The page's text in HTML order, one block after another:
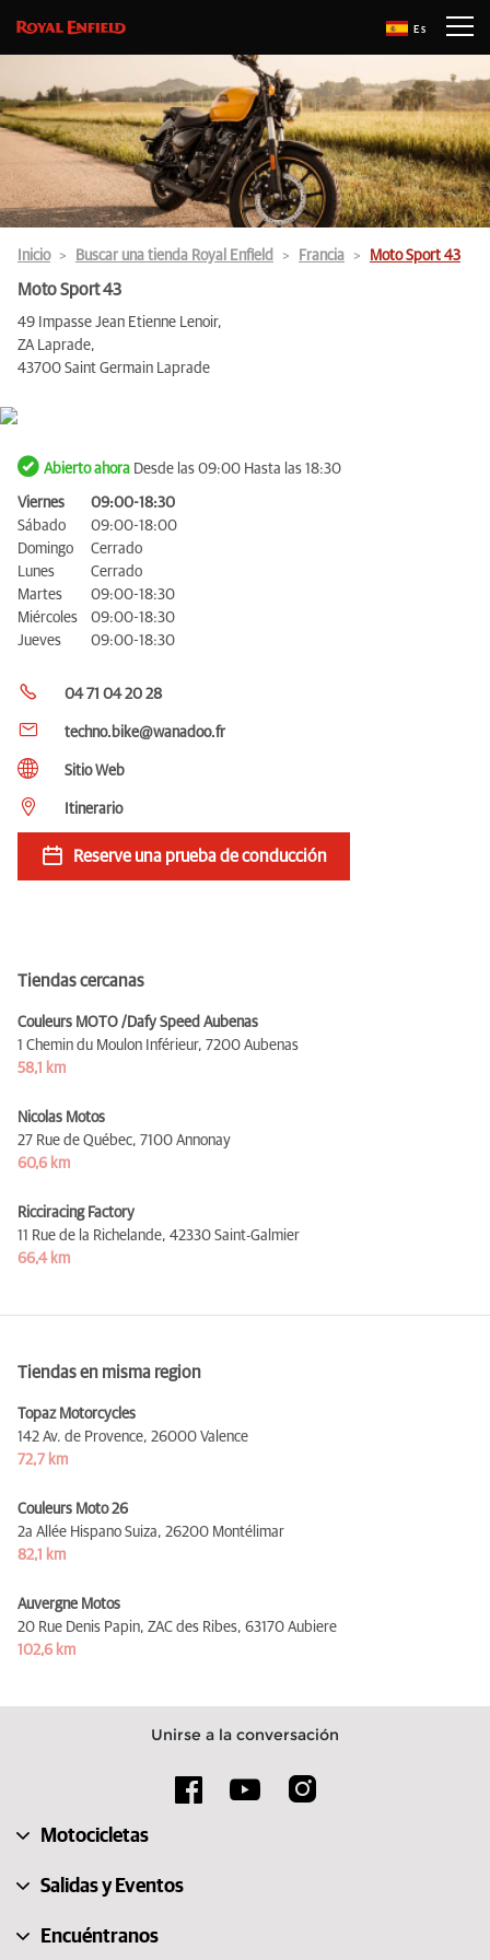
Es
Inicio Buscar una tienda Royal Enfield Francia Moto Sport 43
Moto Sport 43
49 Impasse Jean Etienne Lenoir,
ZA Laprade,
43700 Saint Germain Laprade
Abierto ahora Desde las 09:00 Hasta las 18:30
Viernes
09:00-18:30
Sábado
09:00-18:00
Domingo
Cerrado
Lunes
Cerrado
Martes
09:00-18:30
Miércoles
09:00-18:30
Jueves
09:00-18:30
04 71 04 20 28
techno.bike@wanadoo.fr
Sitio Web
Itinerario
Reserve una prueba de conducción
Tiendas cercanas
Couleurs MOTO /Dafy Speed Aubenas
1 Chemin du Moulon Inférieur, 7200 Aubenas
58,1 km
Nicolas Motos
27 Rue de Québec, 7100 Annonay
60,6 km
Ricciracing Factory
11 Rue de la Richelande, 42330 Saint-Galmier
66,4 km
Tiendas en misma region
Topaz Motorcycles
142 Av. de Provence, 26000 Valence
72,7 km
Couleurs Moto 26
2a Allée Hispano Suiza, 26200 Montélimar
82,1 km
Auvergne Motos
20 Rue Denis Papin, ZAC des Ribes, 63170 Aubiere
102,6 km
Unirse a la conversación
Motocicletas
Salidas y Eventos
Encuéntranos